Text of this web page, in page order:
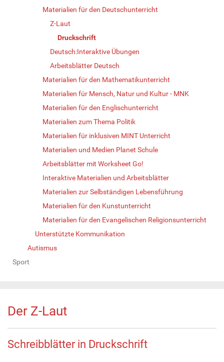
Materialien für den Deutschunterricht
Z-Laut
Druckschrift
Deutsch:Interaktive Übungen
Arbeitsblätter Deutsch
Materialien für den Mathematikunterricht
Materialien für Mensch, Natur und Kultur - MNK
Materialien für den Englischunterricht
Materialien zum Thema Politik
Materialien für inklusiven MINT Unterricht
Materialien und Medien Planet Schule
Arbeitsblätter mit Worksheet Go!
Interaktive Materialien und Arbeitsblätter
Materialien zur Selbständigen Lebensführung
Materialien für den Kunstunterricht
Materialien für den Evangelischen Religionsunterricht
Unterstützte Kommunikation
Autismus
Sport
Der Z-Laut
Schreibblätter in Druckschrift